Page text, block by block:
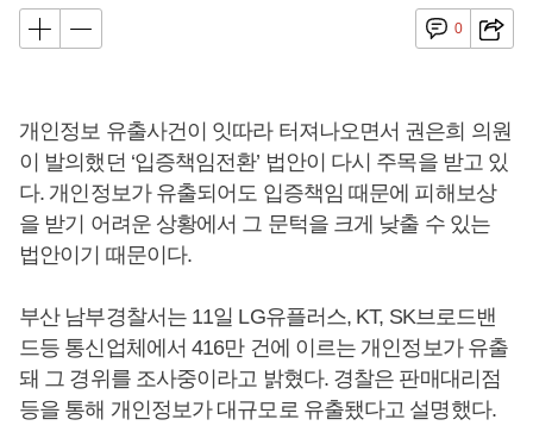
0
개인정보 유출사건이 잇따라 터져나오면서 권은희 의원
이 발의했던 ‘입증책임전환’ 법안이 다시 주목을 받고 있
다. 개인정보가 유출되어도 입증책임 때문에 피해보상
을 받기 어려운 상황에서 그 문턱을 크게 낮출 수 있는
법안이기 때문이다.
부산 남부경찰서는 11일 LG유플러스, KT, SK브로드밴
드등 통신업체에서 416만 건에 이르는 개인정보가 유출
돼 그 경위를 조사중이라고 밝혔다. 경찰은 판매대리점
등을 통해 개인정보가 대규모로 유출됐다고 설명했다.